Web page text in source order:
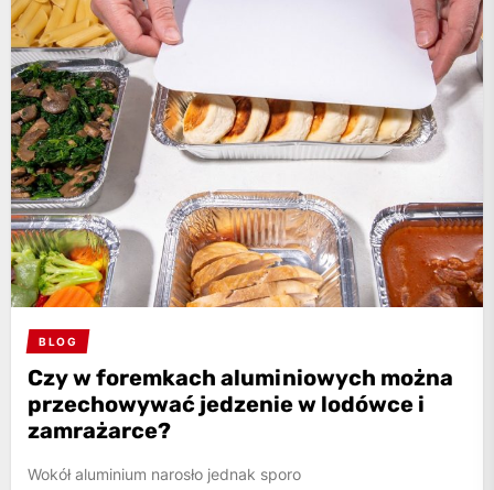
BLOG
Czy w foremkach aluminiowych można
przechowywać jedzenie w lodówce i
zamrażarce?
Wokół aluminium narosło jednak sporo